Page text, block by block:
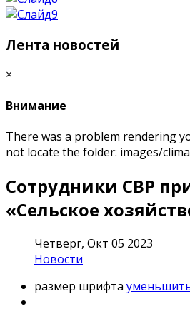
Лента новостей
×
Внимание
There was a problem rendering
not locate the folder: images/
Сотрудники СВР
«Cельское
Четверг, Окт 05 2023
Новости
размер шрифта